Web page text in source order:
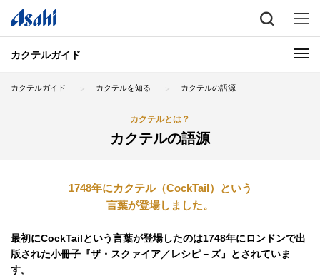
カクテルガイド
カクテルガイド カクテルを知る カクテルの語源
カクテルとは？
カクテルの語源
1748年にカクテル（CockTail）という
言葉が登場しました。
最初にCockTailという言葉が登場したのは1748年にロンドンで出
版された小冊子『ザ・スクァイア／レシピ－ズ』とされていま
す。